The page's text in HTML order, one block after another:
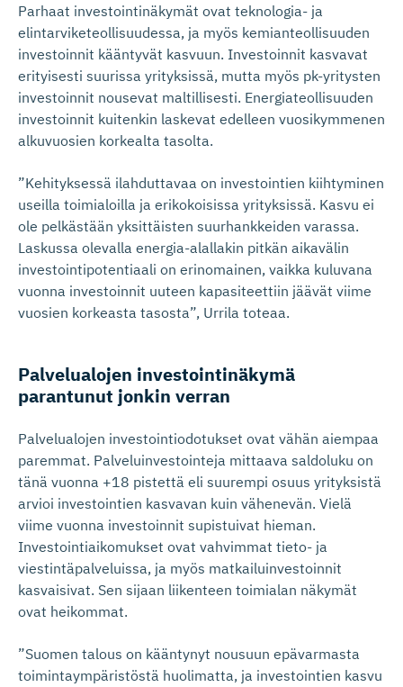
Parhaat investointinäkymät ovat teknologia- ja
elintarviketeollisuudessa, ja myös kemianteollisuuden
investoinnit kääntyvät kasvuun. Investoinnit kasvavat
erityisesti suurissa yrityksissä, mutta myös pk-yritysten
investoinnit nousevat maltillisesti. Energiateollisuuden
investoinnit kuitenkin laskevat edelleen vuosikymmenen
alkuvuosien korkealta tasolta.
”Kehityksessä ilahduttavaa on investointien kiihtyminen
useilla toimialoilla ja erikokoisissa yrityksissä. Kasvu ei
ole pelkästään yksittäisten suurhankkeiden varassa.
Laskussa olevalla energia-alallakin pitkän aikavälin
investointipotentiaali on erinomainen, vaikka kuluvana
vuonna investoinnit uuteen kapasiteettiin jäävät viime
vuosien korkeasta tasosta”, Urrila toteaa.
Palvelualojen investoin­ti­näkymä
parantunut jonkin verran
Palvelualojen investointiodotukset ovat vähän aiempaa
paremmat. Palveluinvestointeja mittaava saldoluku on
tänä vuonna +18 pistettä eli suurempi osuus yrityksistä
arvioi investointien kasvavan kuin vähenevän. Vielä
viime vuonna investoinnit supistuivat hieman.
Investointiaikomukset ovat vahvimmat tieto- ja
viestintäpalveluissa, ja myös matkailuinvestoinnit
kasvaisivat. Sen sijaan liikenteen toimialan näkymät
ovat heikommat.
”Suomen talous on kääntynyt nousuun epävarmasta
toimintaympäristöstä huolimatta, ja investointien kasvu